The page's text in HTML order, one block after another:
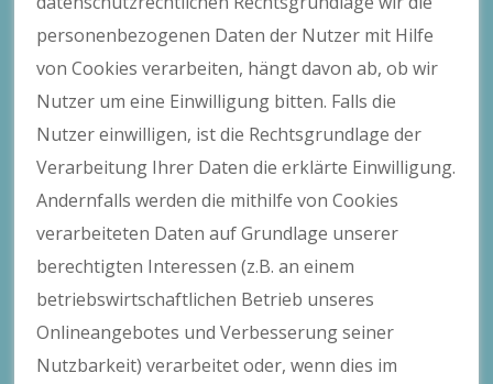
personenbezogenen Daten der Nutzer mit Hilfe
von Cookies verarbeiten, hängt davon ab, ob wir
Nutzer um eine Einwilligung bitten. Falls die
Nutzer einwilligen, ist die Rechtsgrundlage der
Verarbeitung Ihrer Daten die erklärte Einwilligung.
Andernfalls werden die mithilfe von Cookies
verarbeiteten Daten auf Grundlage unserer
berechtigten Interessen (z.B. an einem
betriebswirtschaftlichen Betrieb unseres
Onlineangebotes und Verbesserung seiner
Nutzbarkeit) verarbeitet oder, wenn dies im